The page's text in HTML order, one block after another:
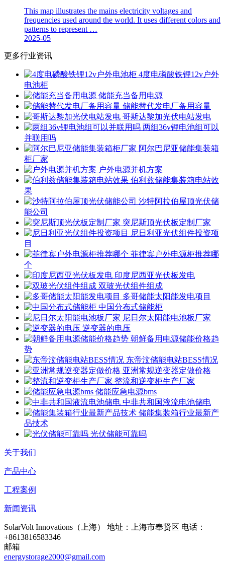
This map illustrates the mains electricity voltages and
frequencies used around the world. It uses different colors and
patterns to represent …
2025-05
更多行业资讯
4度电磷酸铁锂12v户外
电池柜
储能充当备用电源
储能替代发电厂备用容量
哥斯达黎加光伏电站发电
两组36v锂电池组可以
并联用吗
阿尔巴尼亚储能集装箱
柜厂家
户外电源并机方案
伯利兹储能集装箱电站效
果
沙特阿拉伯屋顶光伏储
能公司
突尼斯顶光伏板定制厂家
尼日利亚光伏组件投资项
目
菲律宾户外电源柜推荐哪
个
印度尼西亚光伏板发电
双玻光伏组件组成
多哥储能太阳能发电项目
中国分布式储能柜
尼日尔太阳能电池板厂家
逆变器的电压
朝鲜备用电源储能价格趋
势
东帝汶储能电站BESS情况
亚洲常规逆变器定做价格
整流和逆变柜生产厂家
储能应急电源bms
中非共和国液流电池储电
储能集装箱行业最新产
品技术
光伏储能可靠吗
关于我们
产品中心
工程案例
新闻资讯
SolarVolt Innovations（上海） 地址：上海市奉贤区 电话：
+8613816583346
邮箱
energystorage2000@gmail.com